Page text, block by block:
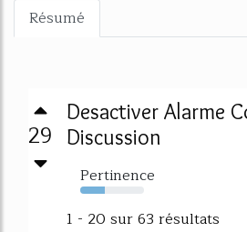
Résumé
29
Desactiver Alarme
Discussion
Pertinence
38%
1 - 20 sur 63 résultats